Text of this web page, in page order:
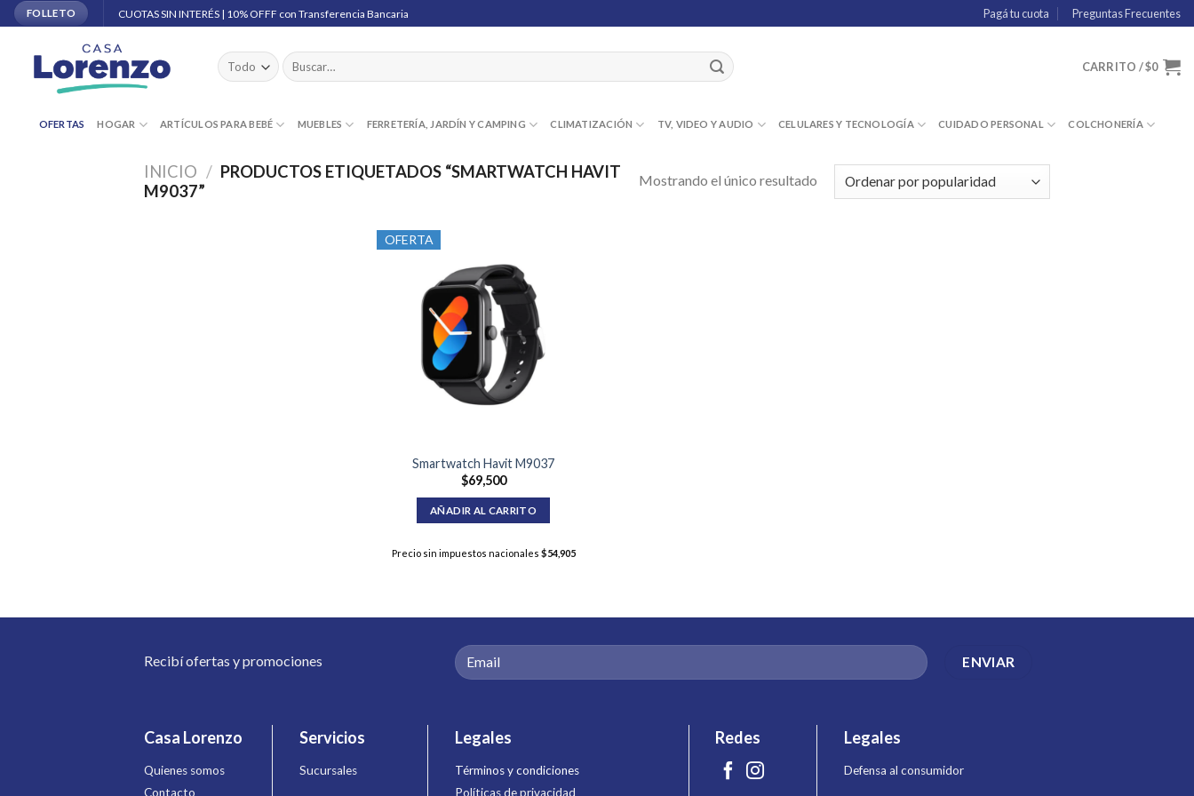
Skip
to
content
FOLLETO CUOTAS SIN INTERÉS | 10% OFFF con Transferencia Bancaria Pagá tu cuota Preguntas Frecuentes
Buscar
por:
CARRITO /$0
OFERTAS HOGAR ARTÍCULOS PARA BEBÉ MUEBLES FERRETERÍA, JARDÍN Y CAMPING CLIMATIZACIÓN TV, VIDEO Y AUDIO CELULARES Y TECNOLOGÍA CUIDADO PERSONAL COLCHONERÍA
INICIO / PRODUCTOS ETIQUETADOS “SMARTWATCH HAVIT
M9037”
Mostrando el único resultado
OFERTA
Smartwatch Havit M9037
$69,500
AÑADIR AL CARRITO
Precio sin impuestos nacionales $54,905
Recibí ofertas y promociones
Casa Lorenzo
Quienes somos
Contacto
Servicios
Sucursales
Legales
Términos y condiciones
Políticas de privacidad
Redes Legales
Defensa al consumidor